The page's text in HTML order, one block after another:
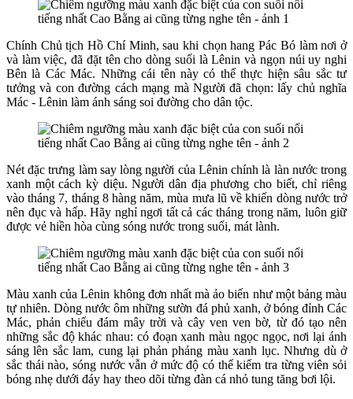
Chính Chủ tịch Hồ Chí Minh, sau khi chọn hang Pác Bó làm nơi ở
và làm việc, đã đặt tên cho dòng suối là Lênin và ngọn núi uy nghi
Bên là Các Mác. Những cái tên này có thể thực hiện sâu sắc tư
tưởng và con đường cách mạng mà Người đã chọn: lấy chủ nghĩa
Mác - Lênin làm ánh sáng soi đường cho dân tộc.
Nét đặc trưng làm say lòng người của Lênin chính là làn nước trong
xanh một cách kỳ diệu. Người dân địa phương cho biết, chỉ riêng
vào tháng 7, tháng 8 hàng năm, mùa mưa lũ về khiến dòng nước trở
nên đục và hấp. Hãy nghỉ ngơi tất cả các tháng trong năm, luôn giữ
được vẻ hiền hòa cùng sóng nước trong suối, mát lành.
Màu xanh của Lênin không đơn nhất mà ảo biến như một bảng màu
tự nhiên. Dòng nước ôm những sườn đá phủ xanh, ở bóng đỉnh Các
Mác, phản chiếu đám mây trời và cây ven ven bờ, từ đó tạo nên
những sắc độ khác nhau: có đoạn xanh màu ngọc ngọc, nơi lại ánh
sáng lên sắc lam, cung lại phản phảng màu xanh lục. Nhưng dù ở
sắc thái nào, sóng nước vẫn ở mức độ có thể kiểm tra từng viên sỏi
bóng nhẹ dưới đáy hay theo dõi từng đàn cá nhỏ tung tăng bơi lội.